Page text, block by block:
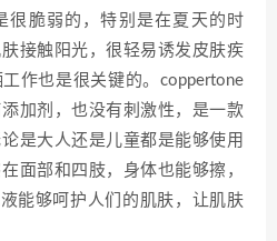
很脆弱的，特别是在夏天的时
接触阳光，很轻易诱发皮肤疾
作也是很关键的。coppertone
加剂，也没有刺激性，是一款
是大人还是儿童都是能够使用
面部和四肢，身体也能够擦，
能够呵护人们的肌肤，让肌肤